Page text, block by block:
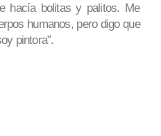
hacía bolitas y palitos. Me
humanos, pero digo que
pintora”.